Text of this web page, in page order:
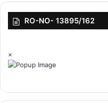
RO-NO- 13895/162
×